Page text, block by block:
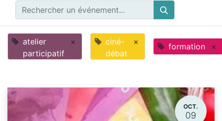
atelier
participatif
×
ciné-
débat
× formation ×
OCT.
09